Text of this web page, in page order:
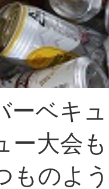
ーベキ
ー大会
ものよ